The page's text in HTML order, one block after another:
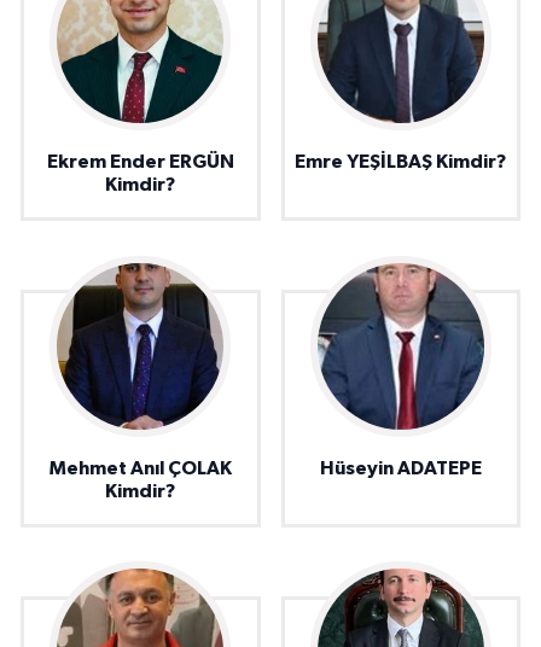
Ekrem Ender ERGÜN
Kimdir?
Emre YEŞİLBAŞ Kimdir?
Mehmet Anıl ÇOLAK
Kimdir?
Hüseyin ADATEPE